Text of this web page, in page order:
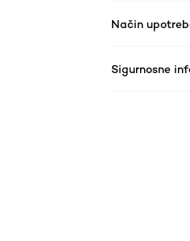
Način
Sigurnosne